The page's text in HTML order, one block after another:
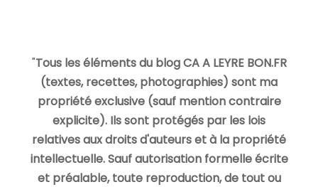
"Tous les éléments du blog CA A LEYRE BON.FR
(textes, recettes, photographies) sont ma
propriété exclusive (sauf mention contraire
explicite). Ils sont protégés par les lois
relatives aux droits d'auteurs et à la propriété
intellectuelle. Sauf autorisation formelle écrite
et préalable, toute reproduction, de tout ou